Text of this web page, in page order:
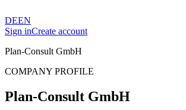
DEEN
Sign inCreate account
Plan-Consult GmbH
COMPANY PROFILE
Plan-Consult GmbH